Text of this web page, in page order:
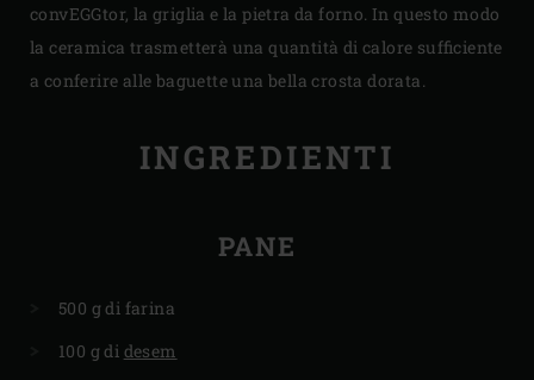
convEGGtor, la griglia e la pietra da forno. In questo modo
la ceramica trasmetterà una quantità di calore sufficiente
a conferire alle baguette una bella crosta dorata.
INGREDIENTI
PANE
500 g di farina
100 g di desem